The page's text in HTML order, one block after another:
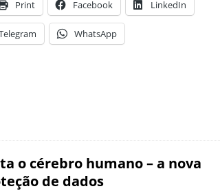
Print Facebook LinkedIn
WhatsApp
o cérebro humano – a nova
de dados